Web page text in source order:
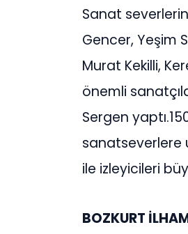
Sanat
Gencer, Yeşim
Murat Kekilli,
önemli
Sergen
sanatseverlere
ile izleyicileri
BOZKURT